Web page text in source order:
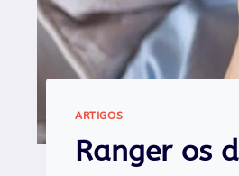
ARTIGOS
Ranger os